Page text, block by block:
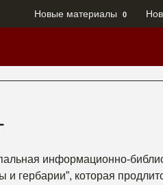
Новые материалы 0
информационно-
и гербарии”, которая